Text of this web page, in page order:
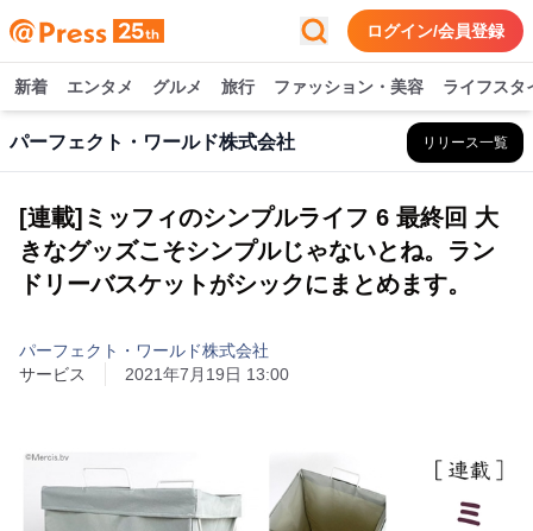
ログイン/会員登録
新着 エンタメ グルメ 旅行 ファッション・美容 ライフスタ
パーフェクト・ワールド株式会社 リリース一覧
[連載]ミッフィのシンプルライフ 6 最終回 大
きなグッズこそシンプルじゃないとね。ラン
ドリーバスケットがシックにまとめます。
パーフェクト・ワールド株式会社
サービス
2021年7月19日 13:00